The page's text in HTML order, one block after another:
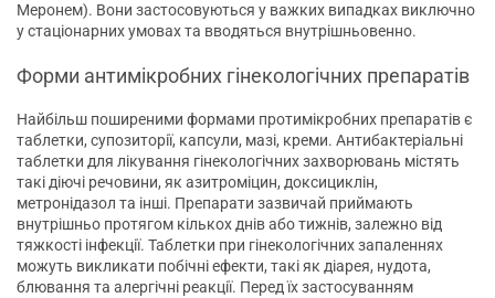
Меронем). Вони застосовуються у важких випадках виключно
у стаціонарних умовах та вводяться внутрішньовенно.
Форми антимікробних гінекологічних препаратів
Найбільш поширеними формами протимікробних препаратів є
таблетки, супозиторії, капсули, мазі, креми. Антибактеріальні
таблетки для лікування гінекологічних захворювань містять
такі діючі речовини, як азитроміцин, доксициклін,
метронідазол та інші. Препарати зазвичай приймають
внутрішньо протягом кількох днів або тижнів, залежно від
тяжкості інфекції. Таблетки при гінекологічних запаленнях
можуть викликати побічні ефекти, такі як діарея, нудота,
блювання та алергічні реакції. Перед їх застосуванням